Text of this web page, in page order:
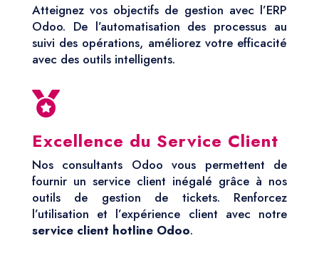
Atteignez vos objectifs de gestion avec l’ERP
Odoo. De l’automatisation des processus au
suivi des opérations, améliorez votre efficacité
avec des outils intelligents.

Excellence du Service Client
Nos consultants Odoo vous permettent de
fournir un service client inégalé grâce à nos
outils de gestion de tickets. Renforcez
l’utilisation et l’expérience client avec notre
service client hotline Odoo.